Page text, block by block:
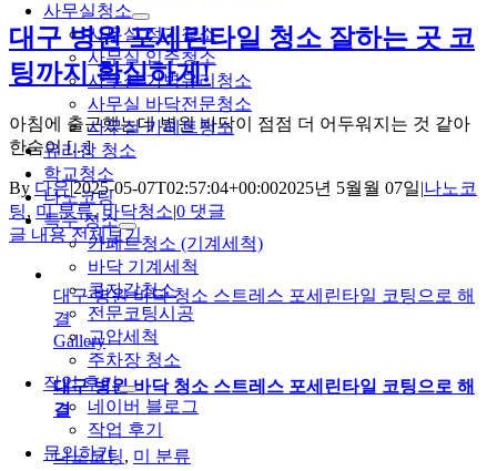
사무실청소
사무실 정기청소
사무실 입주청소
사무실 가벽유리청소
사무실 바닥전문청소
사무실 카페트청소
유리창 청소
학교청소
나노코팅
특수 청소
카페트청소 (기계세척)
바닥 기계세척
콩자갈청소
전문코팅시공
고압세척
주차장 청소
작업 후기
네이버 블로그
작업 후기
문의하기
대구 병원 포세린타일 청소 잘하는 곳 코
팅까지 확실하게!
아침에 출근했는데 병원 바닥이 점점 더 어두워지는 것 같아
한숨이 [...]
By 다은|2025-05-07T02:57:04+00:002025년 5월월 07일|나노코
팅, 미 분류,바닥청소|0 댓글
글 내용 전체보기
대구 병원 바닥 청소 스트레스 포세린타일 코팅으로 해
결
Gallery
대구 병원 바닥 청소 스트레스 포세린타일 코팅으로 해
결
나노코팅, 미 분류